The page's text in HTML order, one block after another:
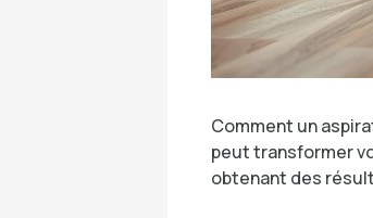
Comment un
peut transformer
obtenant des